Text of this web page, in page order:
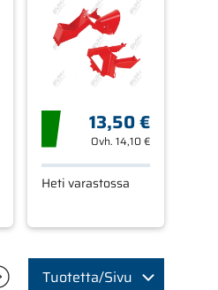
13,50 €
Ovh.14,10 €
Heti varastossa
Tuotetta/Sivu